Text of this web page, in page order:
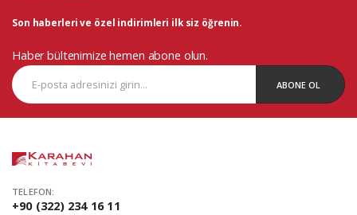
Son haberleri ve özel indirimleri ilk siz öğrenin.
Haber bültenimize hemen abone olun.
ABONE OL
TELEFON:
+90 (322) 234 16 11